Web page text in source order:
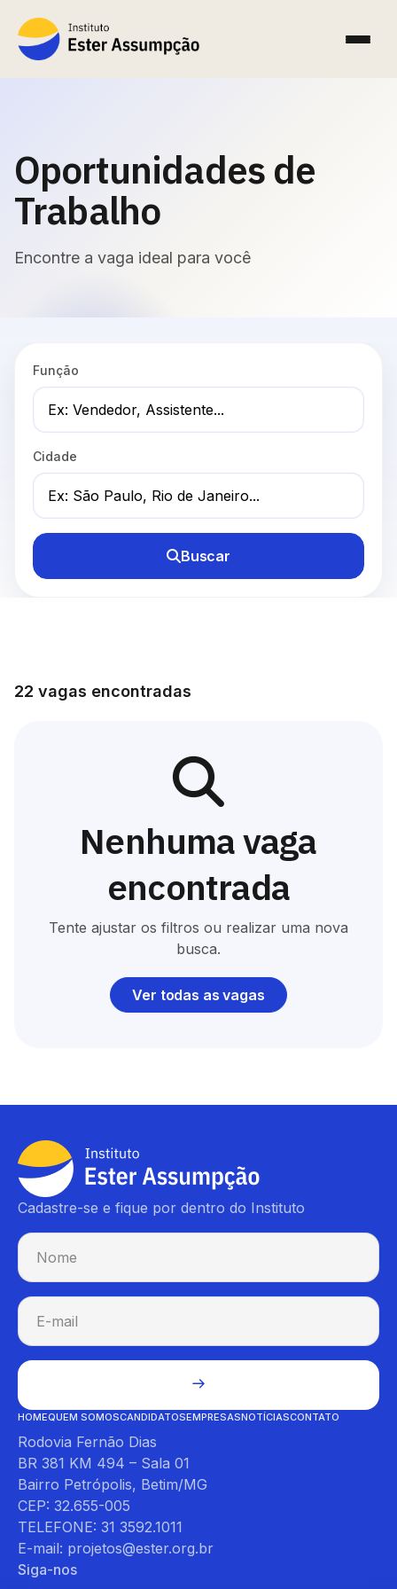
Oportunidades de
Trabalho
Encontre a vaga ideal para você
Função
Cidade
Buscar
22 vagas encontradas
Nenhuma vaga
encontrada
Tente ajustar os filtros ou realizar uma nova
busca.
Ver todas as vagas
Cadastre-se e fique por dentro do Instituto
HOMEQUEM SOMOSCANDIDATOSEMPRESASNOTÍCIASCONTATO
Rodovia Fernão Dias
BR 381 KM 494 – Sala 01
Bairro Petrópolis, Betim/MG
CEP: 32.655-005
TELEFONE: 31 3592.1011
E-mail: projetos@ester.org.br
Siga-nos